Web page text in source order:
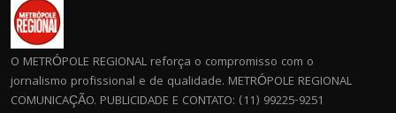
O METRÓPOLE REGIONAL reforça o compromisso com o
jornalismo profissional e de qualidade. METRÓPOLE REGIONAL
COMUNICAÇÃO. PUBLICIDADE E CONTATO: (11) 99225-9251